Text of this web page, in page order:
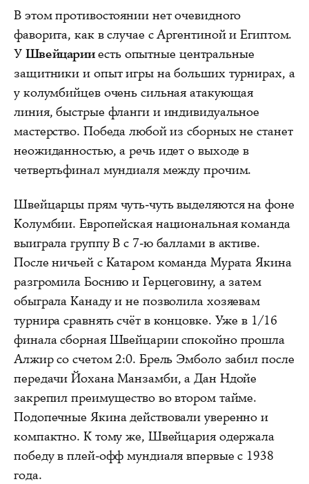
В этом противостоянии нет очевидного
фаворита, как в случае с Аргентиной и Египтом.
У Швейцарииесть опытные центральные
защитники и опыт игры на больших турнирах, а
у колумбийцев очень сильная атакующая
линия, быстрые фланги и индивидуальное
мастерство. Победа любой из сборных не станет
неожиданностью, а речь идет о выходе в
четвертьфинал мундиаля между прочим.
Швейцарцы прям чуть-чуть выделяются на фоне
Колумбии. Европейская национальная команда
выиграла группу В с 7-ю баллами в активе.
После ничьей с Катаром команда Мурата Якина
разгромила Боснию и Герцеговину, а затем
обыграла Канаду и не позволила хозяевам
турнира сравнять счёт в концовке. Уже в 1/16
финала сборная Швейцарии спокойно прошла
Алжир со счетом 2:0. Брель Эмболо забил после
передачи Йохана Манзамби, а Дан Ндойе
закрепил преимущество во втором тайме.
Подопечные Якина действовали уверенно и
компактно. К тому же, Швейцария одержала
победу в плей-офф мундиаля впервые с 1938
года.